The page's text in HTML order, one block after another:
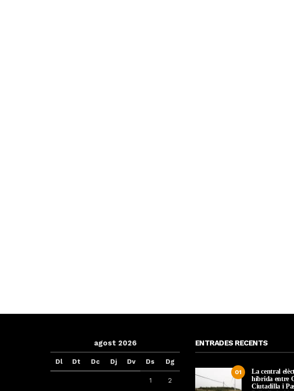
agost 2026
Dl Dt Dc Dj Dv Ds Dg
1 2
ENTRADES RECENTS
01
La central
híbrida entre
Ciutadilla i